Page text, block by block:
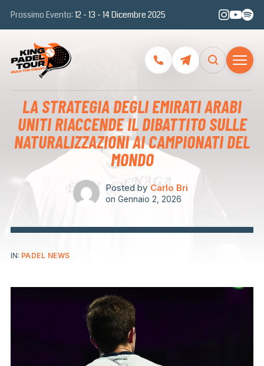
Prossimo Evento: 12 - 13 - 14 Dicembre 2025
LA STRATEGIA DEGLI EMIRATI ARABI
UNITI RIACCENDE IL DIBATTITO SULLE
NATURALIZZAZIONI AI CAMPIONATI DEL
MONDO
Posted by Carlo Bri
on Gennaio 2, 2026
IN: PADEL NEWS